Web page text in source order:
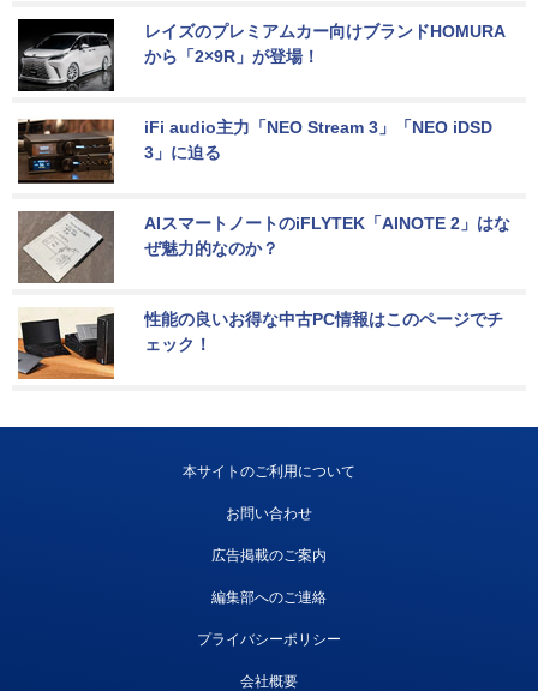
レイズのプレミアムカー向けブランドHOMURA
から「2×9R」が登場！
iFi audio主力「NEO Stream 3」「NEO iDSD
3」に迫る
AIスマートノートのiFLYTEK「AINOTE 2」はな
ぜ魅力的なのか？
性能の良いお得な中古PC情報はこのページでチ
ェック！
本サイトのご利用について
お問い合わせ
広告掲載のご案内
編集部へのご連絡
プライバシーポリシー
会社概要